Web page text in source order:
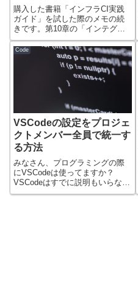
購入した書籍「インフラCI実践
ガイド」を試した際のメモの続
きです。第10章の「インテグレ
ーションから...
Code
VSCodeの設定をプロジェ
クトメンバー全員で統一す
る方法
みなさん、プログラミングの際
にVSCodeは使ってますか？
VSCodeはすでに説明もいらない
ほどの統...